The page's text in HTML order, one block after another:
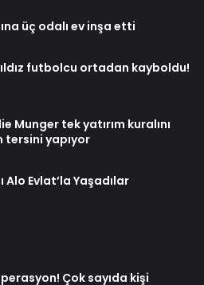
üç odalı ev inşa etti
futbolcu ortadan kayboldu!
Munger tek yatırım kuralını
tersini yapıyor
Alo Evlat’la Yaşadılar
Çok sayıda kişi